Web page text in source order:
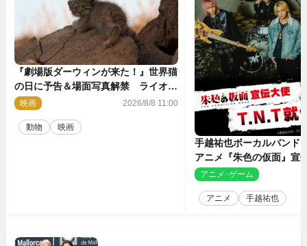
『劇場版ダーウィンが来た！』世界猫
の日に予告＆場面写真解禁 ライオン
やマヌルネコの赤ちゃんが大集合
映画 2026/8/8 11:00
動物 映画
手越祐也ボーカルバンド
アニメ『朱色の仮面』宣
決定
アニメ･ゲーム
アニメ 手越祐也